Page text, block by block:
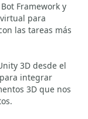
Framework y
para
las tareas más
3D desde el
integrar
3D que nos